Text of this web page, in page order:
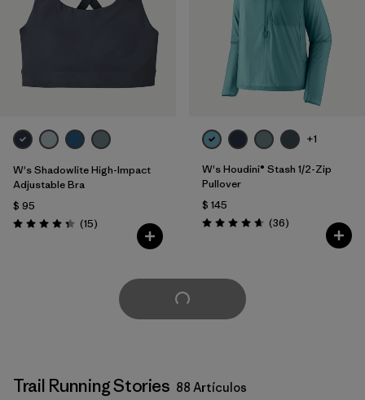
W's Shadowlite High-Impact
Adjustable Bra
$ 95
Valoración: 4.3 / 5
(15Comentarios
)
+1
W's Houdini® Stash 1/2-Zip
Pullover
$ 145
Valoración: 4.7 / 5
(36Comentarios
)
Cargar Más
Trail Running Stories 88 Artículos